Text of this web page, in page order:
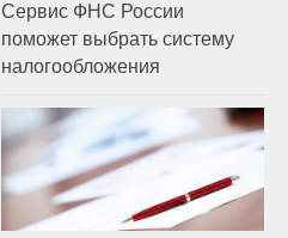
Сервис ФНС России
поможет выбрать систему
налогообложения